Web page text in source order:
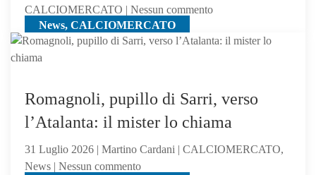
News, CALCIOMERCATO
CALCIOMERCATO | Nessun commentosu
Atalanta,
in
uscita:
Parma
Romagnoli, pupillo di Sarri, verso
l’Atalanta: il mister lo chiama
31 Luglio 2026 | Martino Cardani | CALCIOMERCATO,
News | Nessun commentosu